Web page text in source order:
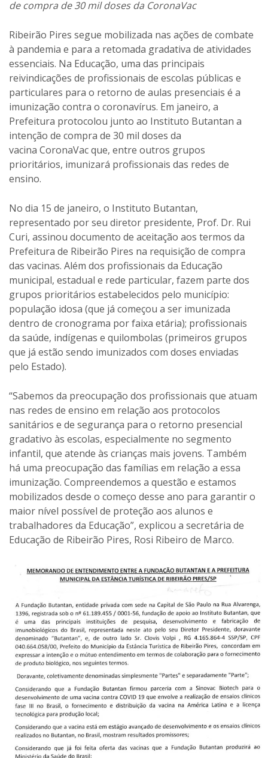
de compra de 30 mil doses da CoronaVac
Ribeirão Pires segue mobilizada nas ações de combate
à pandemia e para a retomada gradativa de atividades
essenciais. Na Educação, uma das principais
reivindicações de profissionais de escolas públicas e
particulares para o retorno de aulas presenciais é a
imunização contra o coronavírus. Em janeiro, a
Prefeitura protocolou junto ao Instituto Butantan a
intenção de compra de 30 mil doses da
vacina CoronaVac que, entre outros grupos
prioritários, imunizará profissionais das redes de
ensino.
No dia 15 de janeiro, o Instituto Butantan,
representado por seu diretor presidente, Prof. Dr. Rui
Curi, assinou documento de aceitação aos termos da
Prefeitura de Ribeirão Pires na requisição de compra
das vacinas. Além dos profissionais da Educação
municipal, estadual e rede particular, fazem parte dos
grupos prioritários estabelecidos pelo município:
população idosa (que já começou a ser imunizada
dentro de cronograma por faixa etária); profissionais
da saúde, indígenas e quilombolas (primeiros grupos
que já estão sendo imunizados com doses enviadas
pelo Estado).
“Sabemos da preocupação dos profissionais que atuam
nas redes de ensino em relação aos protocolos
sanitários e de segurança para o retorno presencial
gradativo às escolas, especialmente no segmento
infantil, que atende às crianças mais jovens. Também
há uma preocupação das famílias em relação a essa
imunização. Compreendemos a questão e estamos
mobilizados desde o começo desse ano para garantir o
maior nível possível de proteção aos alunos e
trabalhadores da Educação”, explicou a secretária de
Educação de Ribeirão Pires, Rosi Ribeiro de Marco.